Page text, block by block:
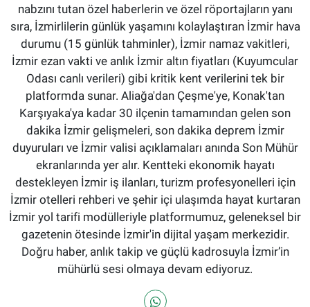
nabzını tutan özel haberlerin ve özel röportajların yanı
sıra, İzmirlilerin günlük yaşamını kolaylaştıran İzmir hava
durumu (15 günlük tahminler), İzmir namaz vakitleri,
İzmir ezan vakti ve anlık İzmir altın fiyatları (Kuyumcular
Odası canlı verileri) gibi kritik kent verilerini tek bir
platformda sunar. Aliağa'dan Çeşme'ye, Konak'tan
Karşıyaka'ya kadar 30 ilçenin tamamından gelen son
dakika İzmir gelişmeleri, son dakika deprem İzmir
duyuruları ve İzmir valisi açıklamaları anında Son Mühür
ekranlarında yer alır. Kentteki ekonomik hayatı
destekleyen İzmir iş ilanları, turizm profesyonelleri için
İzmir otelleri rehberi ve şehir içi ulaşımda hayat kurtaran
İzmir yol tarifi modülleriyle platformumuz, geleneksel bir
gazetenin ötesinde İzmir'in dijital yaşam merkezidir.
Doğru haber, anlık takip ve güçlü kadrosuyla İzmir’in
mühürlü sesi olmaya devam ediyoruz.